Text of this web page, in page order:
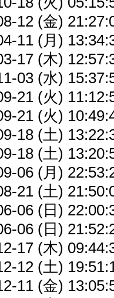
12 (金)
11 (月)
17 (木)
03 (水)
21 (火)
21 (火)
18 (土)
18 (土)
06 (月)
21 (土)
06 (日)
06 (日)
17 (木)
12 (土)
11 (金)